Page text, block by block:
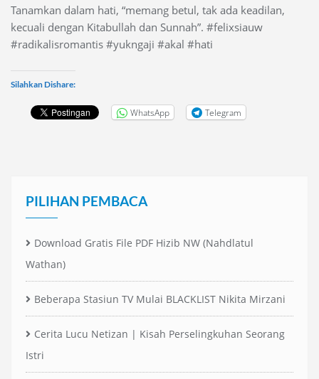
Tanamkan dalam hati, “memang betul, tak ada keadilan,
kecuali dengan Kitabullah dan Sunnah”. #felixsiauw
#radikalisromantis #yukngaji #akal #hati
Silahkan Dishare:
WhatsApp Telegram
PILIHAN PEMBACA
Download Gratis File PDF Hizib NW (Nahdlatul
Wathan)
Beberapa Stasiun TV Mulai BLACKLIST Nikita Mirzani
Cerita Lucu Netizan | Kisah Perselingkuhan Seorang
Istri